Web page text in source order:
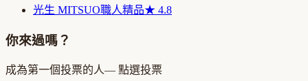
光生 MITSUO職人精品★ 4.8
你來過嗎？
成為第一個投票的人— 點選投票